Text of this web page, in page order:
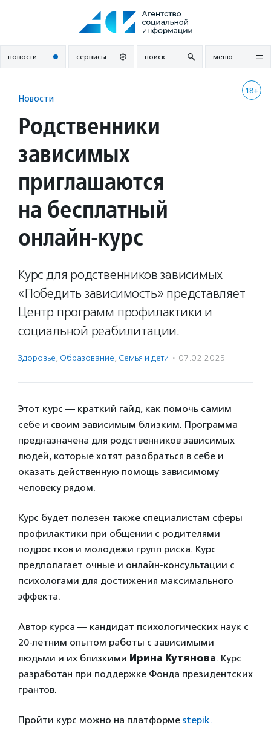
новости сервисы поиск меню
18+
Новости
Родственники
зависимых
приглашаются
на бесплатный
онлайн-курс
Курс для родственников зависимых
«Победить зависимость» представляет
Центр программ профилактики и
социальной реабилитации.
Здоровье, Образование, Семья и дети · 07.02.2025
Этот курс — краткий гайд, как помочь самим
себе и своим зависимым близким. Программа
предназначена для родственников зависимых
людей, которые хотят разобраться в себе и
оказать действенную помощь зависимому
человеку рядом.
Курс будет полезен также специалистам сферы
профилактики при общении с родителями
подростков и молодежи групп риска. Курс
предполагает очные и онлайн-консультации с
психологами для достижения максимального
эффекта.
Автор курса — кандидат психологических наук с
20-летним опытом работы с зависимыми
людьми и их близкими Ирина Кутянова. Курс
разработан при поддержке Фонда президентских
грантов.
Пройти курс можно на платформе stepik.